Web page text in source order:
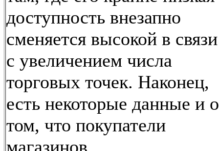
доступность внезапно
сменяется высокой в связи
с увеличением числа
торговых точек. Наконец,
есть некоторые данные и о
том, что покупатели
магазинов